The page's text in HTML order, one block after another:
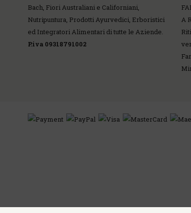
Bach, Fiori Australiani e Californiani,
Nutripuntura, Prodotti Ayurvedici, Erboristici
ed Integratori Alimentari di tutte le Aziende.
P.iva 09318791002
A